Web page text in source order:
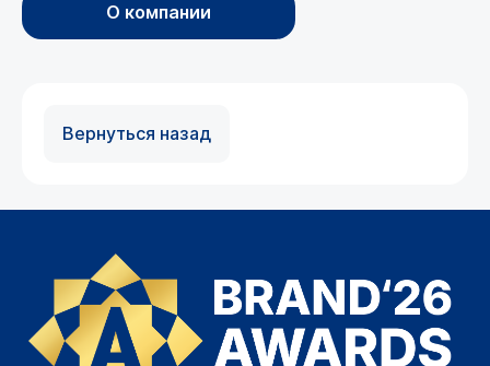
О компании
Вернуться назад